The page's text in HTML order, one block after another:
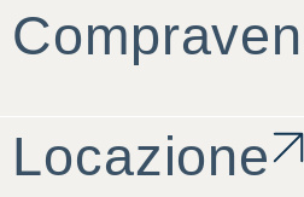
Locazione